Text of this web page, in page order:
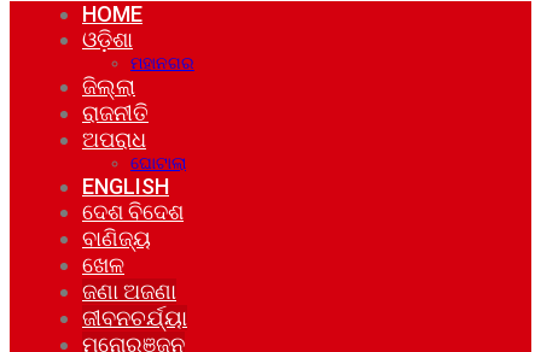
HOME
ଓଡ଼ିଶା
ମହାନଗର
ଜିଲ୍ଲା
ରାଜନୀତି
ଅପରାଧ
ଘୋଟାଲା
ENGLISH
ଦେଶ ବିଦେଶ
ବାଣିଜ୍ୟ
ଖେଳ
ଜଣା ଅଜଣା
ଜୀବନଚର୍ଯ୍ୟା
ମନୋରଞ୍ଜନ